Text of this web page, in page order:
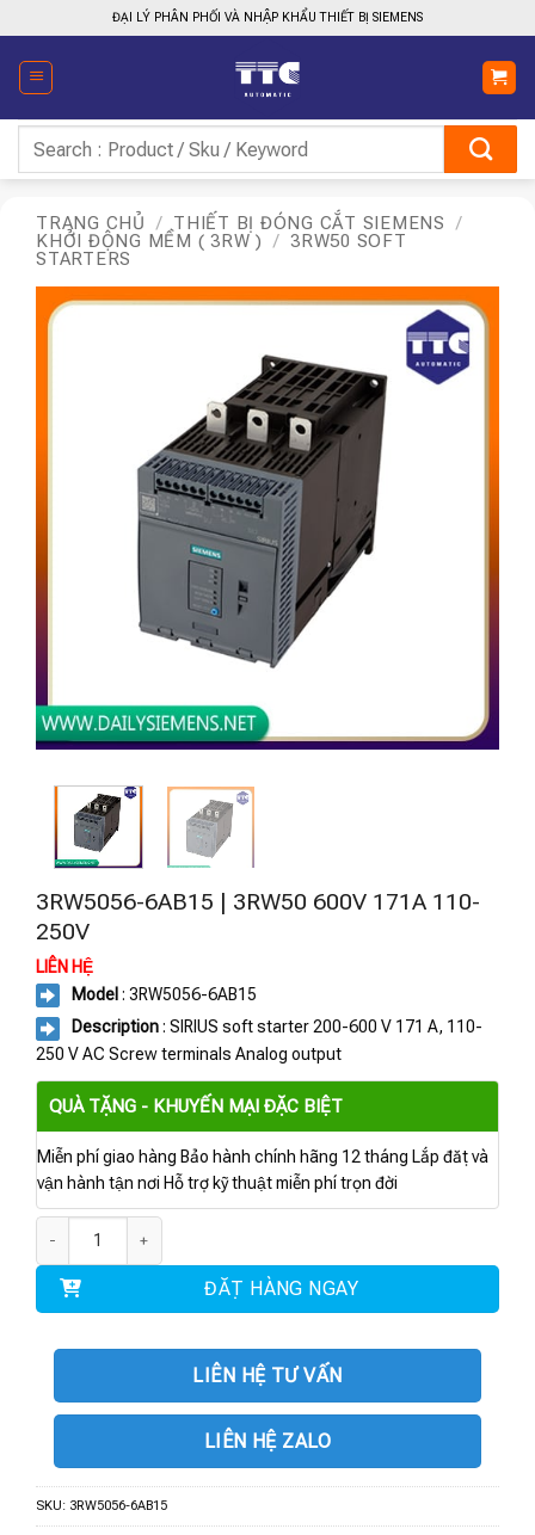
qua
nội
dung
ĐẠI LÝ PHÂN PHỐI VÀ NHẬP KHẨU THIẾT BỊ SIEMENS
kiếm:
TRANG CHỦ / THIẾT BỊ ĐÓNG CẮT SIEMENS
/
KHỞI ĐỘNG MỀM ( 3RW )
/ 3RW50 SOFT
STARTERS
3RW5056-6AB15 | 3RW50 600V 171A 110-
250V
LIÊN HỆ
Model : 3RW5056-6AB15
Description: SIRIUS soft starter 200-600 V 171 A, 110-
250 V AC Screw terminals Analog output
QUÀ TẶNG - KHUYẾN MẠI ĐẶC BIỆT
Miễn phí giao hàng Bảo hành chính hãng 12 tháng Lắp đặt và
vận hành tận nơi Hỗ trợ kỹ thuật miễn phí trọn đời
ĐẶT HÀNG NGAY
LIÊN HỆ TƯ VẤN
LIÊN HỆ ZALO
SKU: 3RW5056-6AB15